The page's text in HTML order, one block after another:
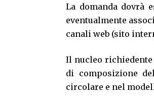
La domanda dovrà
eventualmente
canali web (sito
Il nucleo
di composizione
circolare e nel